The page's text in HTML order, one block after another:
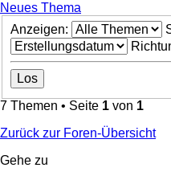
Neues Thema
Anzeigen:
7 Themen • Seite 1 von 1
Zurück zur Foren-Übersicht
Gehe zu